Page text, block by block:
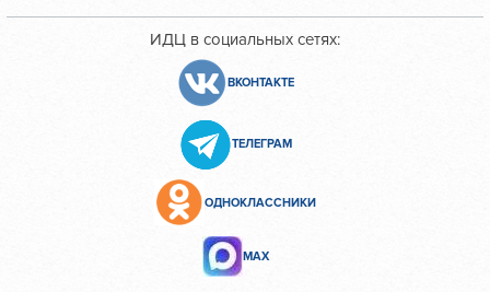
ИДЦ в социальных сетях:
ВКОНТАКТЕ
ТЕЛЕГРАМ
ОДНОКЛАССНИКИ
МАХ